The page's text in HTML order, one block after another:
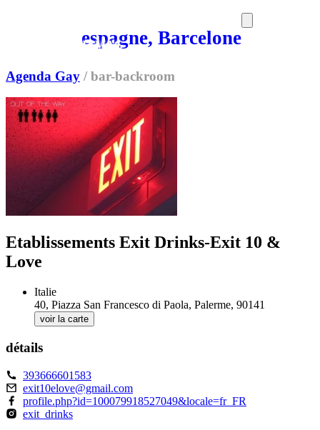
espagne, Barcelone
MEDIAMAG
Agenda Gay / bar-backroom
Etablissements Exit Drinks-Exit 10 &
Love
Italie
40, Piazza San Francesco di Paola, Palerme, 90141
voir la carte
détails
393666601583
exit10elove@gmail.com
profile.php?id=100079918527049&locale=fr_FR
exit_drinks